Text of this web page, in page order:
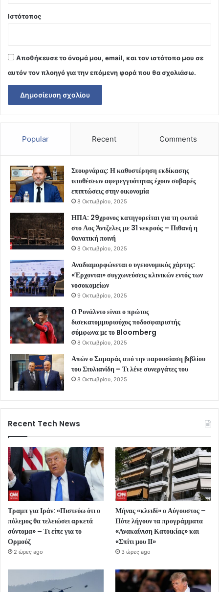
Ιστότοπος
Αποθήκευσε το όνομά μου, email, και τον ιστότοπο μου σε
αυτόν τον πλοηγό για την επόμενη φορά που θα σχολιάσω.
Popular Recent Comments
Στουρνάρας: Η καθυστέρηση εκδίκασης
υποθέσεων αφερεγγυότητας έχουν σοβαρές
επιπτώσεις στην οικονομία
8 Οκτωβρίου, 2025
ΗΠΑ: 29χρονος κατηγορείται για τη φωτιά
στο Λος Άντζελες με 31 νεκρούς – Πιθανή η
θανατική ποινή
8 Οκτωβρίου, 2025
Αναδιαμορφώνεται ο υγειονομικός χάρτης:
«Έρχονται» συγχωνεύσεις κλινικών εντός των
νοσοκομείων
9 Οκτωβρίου, 2025
Ο Ρονάλντο είναι ο πρώτος
δισεκατομμυριούχος ποδοσφαιριστής
σύμφωνα με το Bloomberg
8 Οκτωβρίου, 2025
Απών ο Σαμαράς από την παρουσίαση βιβλίου
του Στυλιανίδη – Τι λένε συνεργάτες του
8 Οκτωβρίου, 2025
Recent Tech News
Τραμπ για Ιράν: «Πιστεύω ότι ο
πόλεμος θα τελειώσει αρκετά
σύντομα» – Τι είπε για το
Ορμούζ
2 ώρες ago
Μήνας «κλειδί» ο Αύγουστος –
Πότε λήγουν τα προγράμματα
«Ανακαίνιση Κατοικίας» και
«Σπίτι μου ΙΙ»
3 ώρες ago